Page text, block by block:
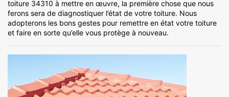
toiture 34310 à mettre en œuvre, la première chose que nous
ferons sera de diagnostiquer l’état de votre toiture. Nous
adopterons les bons gestes pour remettre en état votre toiture
et faire en sorte qu’elle vous protège à nouveau.